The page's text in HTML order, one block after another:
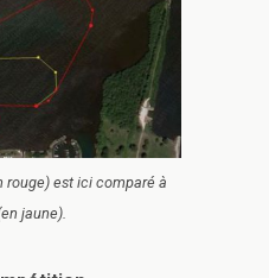
rouge) est ici comparé à
jaune).